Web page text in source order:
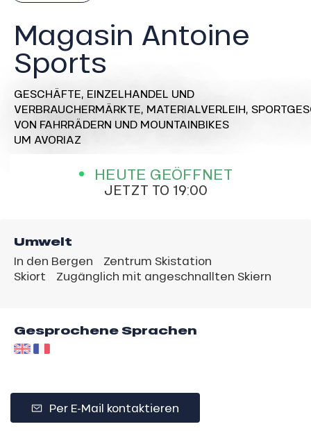
Magasin Antoine
Sports
GESCHÄFTE, EINZELHANDEL UND
VERBRAUCHERMÄRKTE, MATERIALVERLEIH,
VON FAHRRÄDERN UND MOUNTAINBIKES
UM AVORIAZ
HEUTE GEÖFFNET
JETZT TO 19:00
Umwelt
In den Bergen
Zentrum Skistation
Skiort
Zugänglich mit angeschnallten Skiern
Gesprochene Sprachen
Per E-Mail kontaktieren